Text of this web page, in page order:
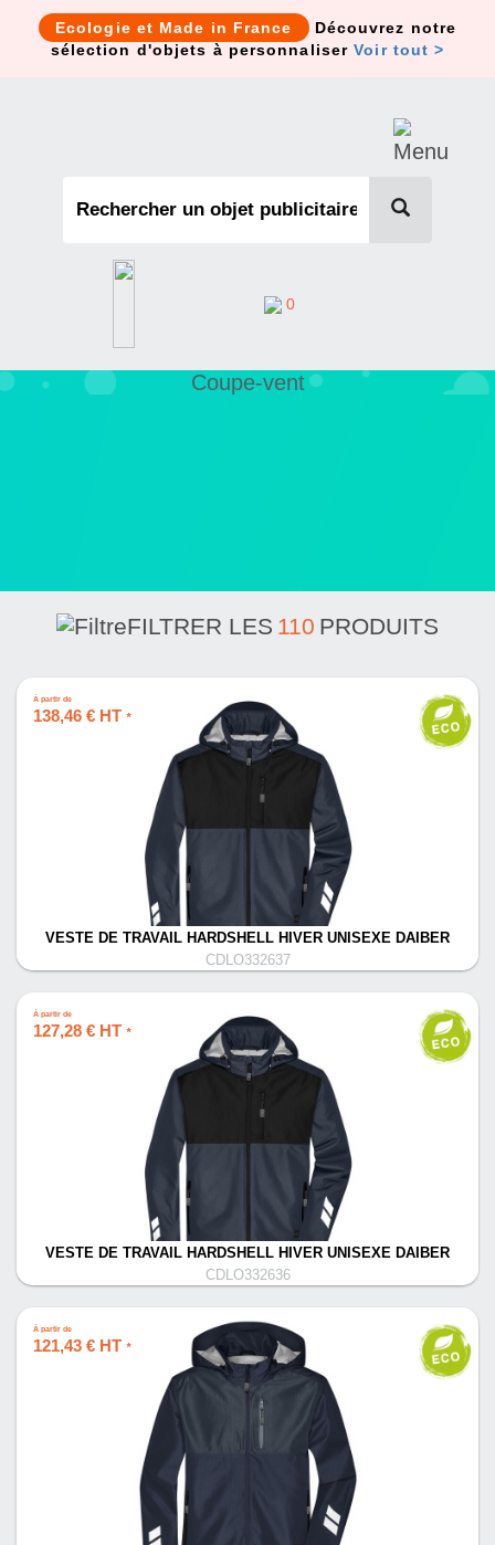
Ecologie et Made in France
Découvrez notre
sélection d'objets à personnaliserVoir tout >
0
Coupe-vent
FILTRER LES 110 PRODUITS
À partir de
138,46 € HT *
VESTE DE TRAVAIL HARDSHELL HIVER UNISEXE DAIBER
CDLO332637
À partir de
127,28 € HT *
VESTE DE TRAVAIL HARDSHELL HIVER UNISEXE DAIBER
CDLO332636
À partir de
121,43 € HT *
Cookies management panel